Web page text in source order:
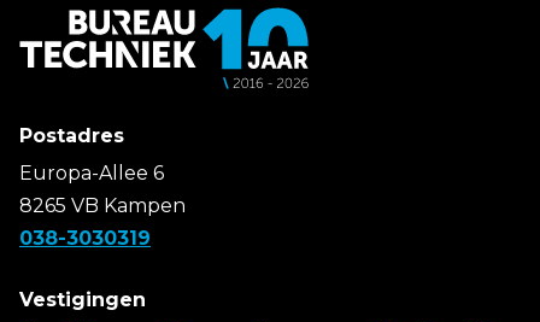
Postadres
Europa-Allee 6
8265 VB Kampen
038-3030319
Vestigingen